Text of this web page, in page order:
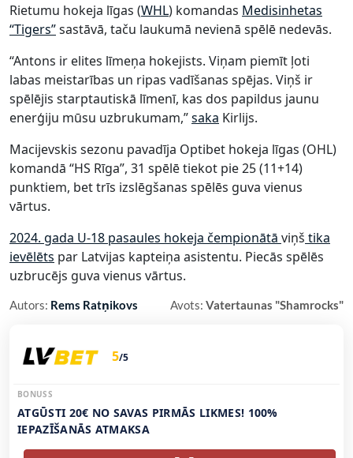
Rietumu hokeja līgas (WHL) komandas Medisinhetas
“Tigers”sastāvā, taču laukumā nevienā spēlē nedevās.
“Antons ir elites līmeņa hokejists. Viņam piemīt ļoti
labas meistarības un ripas vadīšanas spējas. Viņš ir
spēlējis starptautiskā līmenī, kas dos papildus jaunu
enerģiju mūsu uzbrukumam,”saka Kirlijs.
Macijevskis sezonu pavadīja Optibet hokeja līgas (OHL)
komandā “HS Rīga”, 31 spēlē tiekot pie 25 (11+14)
punktiem, bet trīs izslēgšanas spēlēs guva vienus
vārtus.
2024. gada U-18 pasaules hokeja čempionātā viņš tika
ievēlēts par Latvijas kapteiņa asistentu. Piecās spēlēs
uzbrucējs guva vienus vārtus.
Autors: Rems Ratņikovs Avots: Vatertaunas "Shamrocks"
5/5
BONUSS
ATGŪSTI 20€ NO SAVAS PIRMĀS LIKMES! 100%
IEPAZĪŠANĀS ATMAKSA